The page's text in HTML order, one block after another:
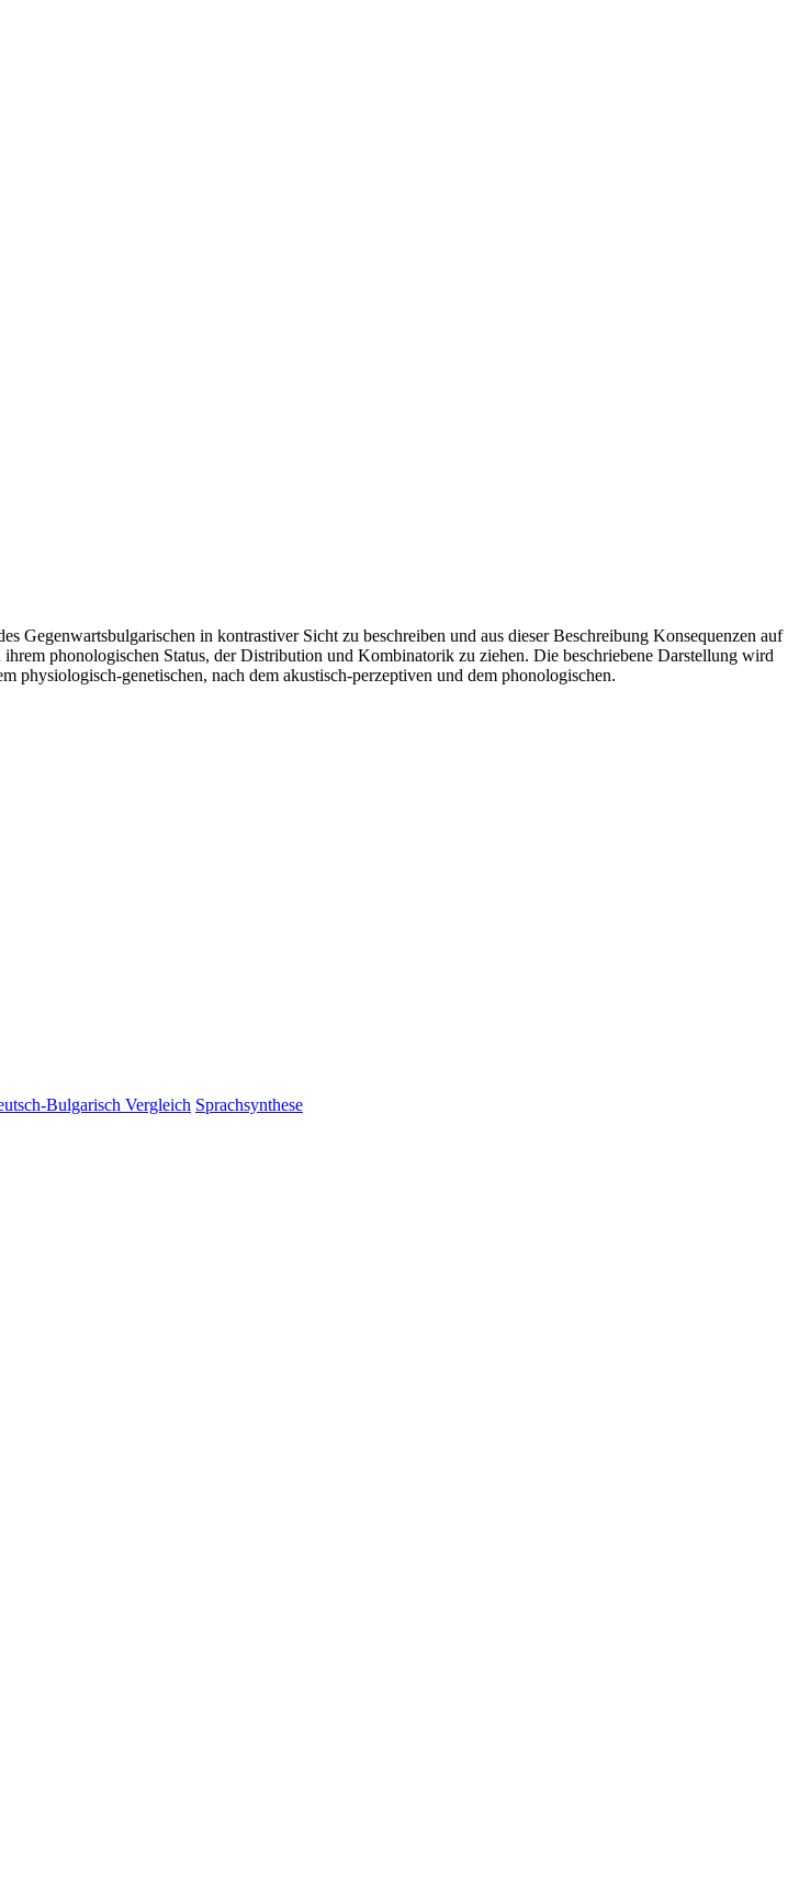
Gegenwartsbulgarischen in kontrastiver Sicht zu beschreiben und aus dieser Beschreibung Konsequenzen auf
phonologischen Status, der Distribution und Kombinatorik zu ziehen. Die beschriebene Darstellung wird
physiologisch-genetischen, nach dem akustisch-perzeptiven und dem phonologischen.
Bulgarisch Vergleich Sprachsynthese